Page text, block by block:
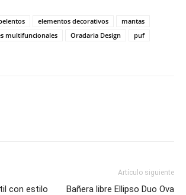
elementos decorativos
mantas
multifuncionales Oradaria Design
puf
con estilo
Artículo siguiente
Bañera libre Ellipso Duo Ova